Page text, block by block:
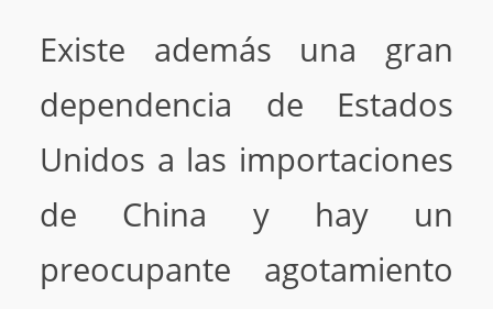
Existe además una gran
dependencia de Estados
Unidos a las importaciones
de China y hay un
preocupante agotamiento